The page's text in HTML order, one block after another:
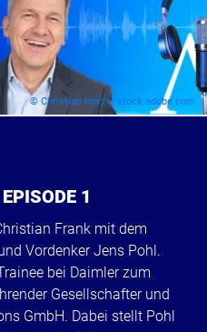
© Christian Horz – stock.adobe.com
1
Frank mit dem
Vordenker Jens Pohl.
bei Daimler zum
Gesellschafter und
GmbH. Dabei stellt Pohl